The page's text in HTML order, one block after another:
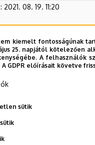
2021. 08. 19. 11:20
kiemelt fontosságúnak
25. napjától kötelezően
A felhasználók
A GDPR előírásait követve
sütik